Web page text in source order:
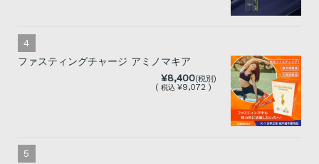
ファスティングチャージ アミノマキア
¥8,400(税別)
( 税込 ¥9,072 )